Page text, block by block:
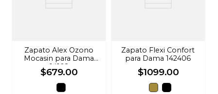
Zapato Alex Ozono
Mocasin para Dama
14102
$679.00
Zapato Flexi Confort
para Dama 142406
$1099.00